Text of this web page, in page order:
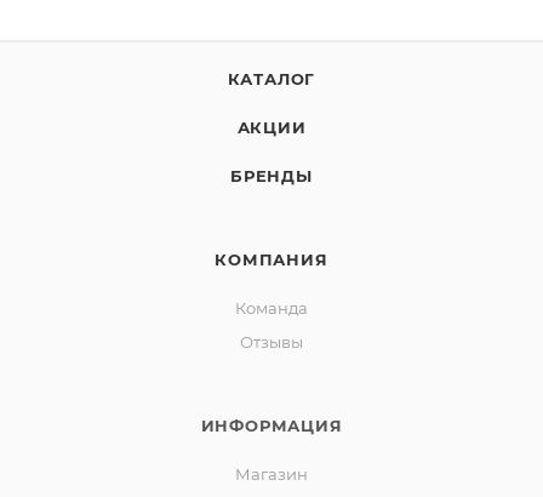
КАТАЛОГ
АКЦИИ
БРЕНДЫ
КОМПАНИЯ
Команда
Отзывы
ИНФОРМАЦИЯ
Магазин